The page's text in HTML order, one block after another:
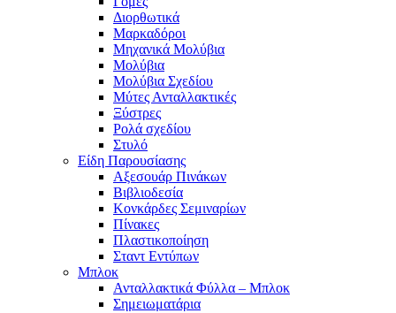
Διορθωτικά
Μαρκαδόροι
Μηχανικά Μολύβια
Μολύβια
Μολύβια Σχεδίου
Μύτες Ανταλλακτικές
Ξύστρες
Ρολά σχεδίου
Στυλό
Είδη Παρουσίασης
Αξεσουάρ Πινάκων
Βιβλιοδεσία
Κονκάρδες Σεμιναρίων
Πίνακες
Πλαστικοποίηση
Σταντ Εντύπων
Μπλοκ
Ανταλλακτικά Φύλλα – Μπλοκ
Σημειωματάρια